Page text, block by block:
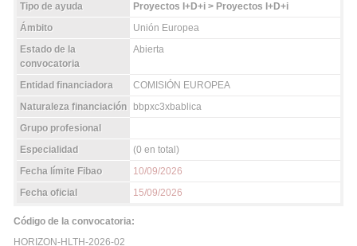
Tipo de ayuda
Proyectos I+D+i > Proyectos I+D+i
Ámbito
Unión Europea
Estado de la
convocatoria
Abierta
Entidad financiadora
COMISIÓN EUROPEA
Naturaleza financiación
bbpxc3xbablica
Grupo profesional
Especialidad
(0 en total)
Fecha límite Fibao
10/09/2026
Fecha oficial
15/09/2026
Código de la convocatoria:
HORIZON-HLTH-2026-02